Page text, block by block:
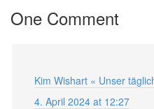
One Comment
Kim Wishart « Unser
4. April 2024 at 12:27